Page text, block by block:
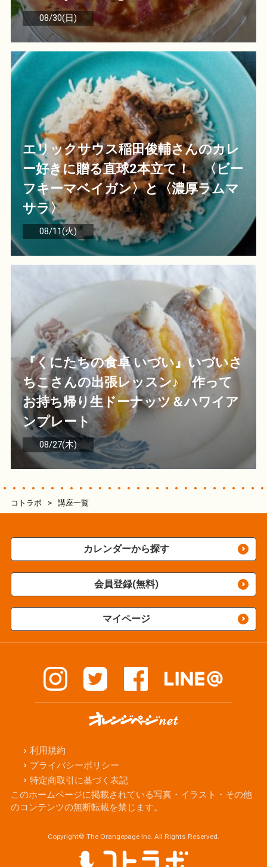
08/30(日)
エリックサウス稲田俊輔さんのカレ
ー好きに贈る直球2本立て！ 〈ビー
フキーマベイガン〉と〈濃厚ラムマ
サラ〉
08/11(火)
『くにたちの食卓 いづい』いづいさ
ちこさんの出張レッスン♪ 作って
お持ち帰り生ドーナッツ＆ハワイア
ンプレート
08/27(木)
コトラボ > 講座一覧
カレンダーから探す
会員登録(無料)
マイページ
利用規約
プライバシーポリシー
特定商取引に基づく表記
このホームページに掲載されている写真・イラスト・その他
のコンテンツの無断転載を禁じます。
Copyright© The Orangepage Inc. All Rights Reserved.